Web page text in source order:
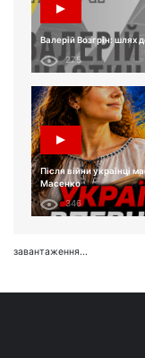
Валерій Возгрін: шлях
275
Після війни українці
Масенко
346
завантаження...